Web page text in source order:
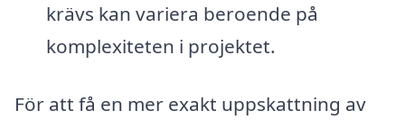
krävs kan variera beroende på
komplexiteten i projektet.
För att få en mer exakt uppskattning av